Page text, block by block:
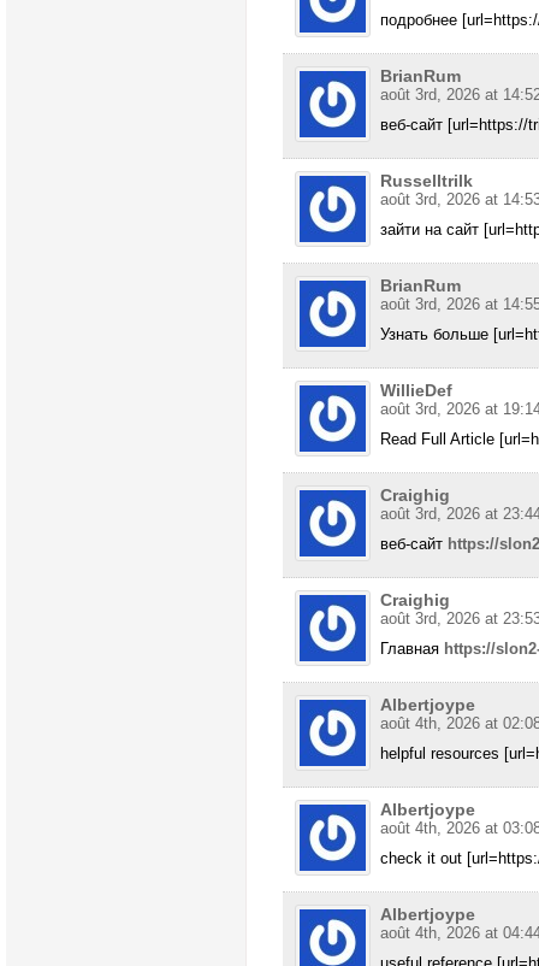
подробнее
BrianRum
août 3rd, 2026 at
веб-сайт [url=https://
Russelltrilk
août 3rd, 2026 at
зайти на сайт
BrianRum
août 3rd, 2026 at
Узнать больше
WillieDef
août 3rd, 2026 at
Read Full Article
Craighig
août 3rd, 2026 at
веб-сайт https://
Craighig
août 3rd, 2026 at
Главная https://
Albertjoype
août 4th, 2026 at
helpful resources
Albertjoype
août 4th, 2026 at
check it out
Albertjoype
août 4th, 2026 at